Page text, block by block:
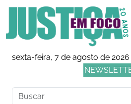
sexta-feira, 7 de agosto de 2026